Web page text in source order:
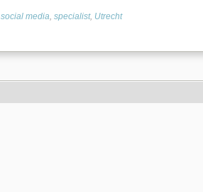
social media specialist, Utrecht